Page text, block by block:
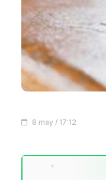
8 may / 17:12